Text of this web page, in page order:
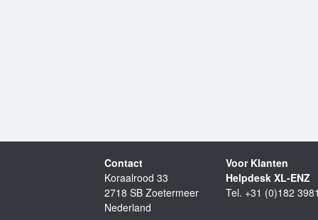
Contact
Koraalrood 33
2718 SB Zoetermeer
Nederland
Voor Klanten
Helpdesk XL-ENZ
Tel. +31 (0)182